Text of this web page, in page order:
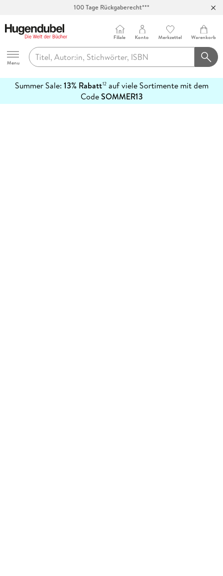
100 Tage Rückgaberecht***
Hugendubel
Menu
Filiale Konto Merkzettel Warenkorb
Summer Sale: 13% Rabatt12auf viele Sortimente mit dem
CodeSOMMER13
erfahren